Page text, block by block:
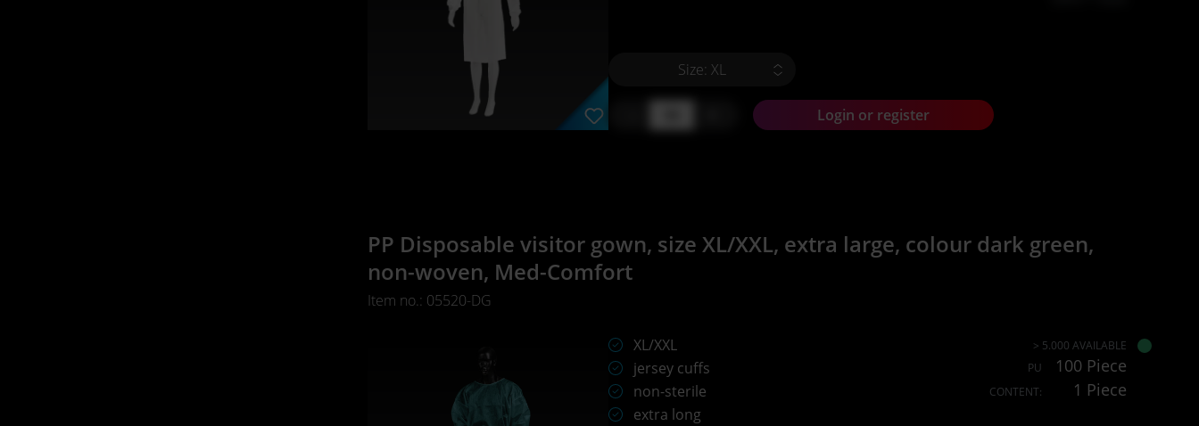
Size: XL
Login or register
PP Disposable visitor gown, size XL/XXL, extra large, colour dark green,
non-woven, Med-Comfort
Item no.: 05520-DG
XL/XXL
jersey cuffs
non-sterile
extra long
> 5.000 AVAILABLE
PU
100 Piece
CONTENT: 1 Piece